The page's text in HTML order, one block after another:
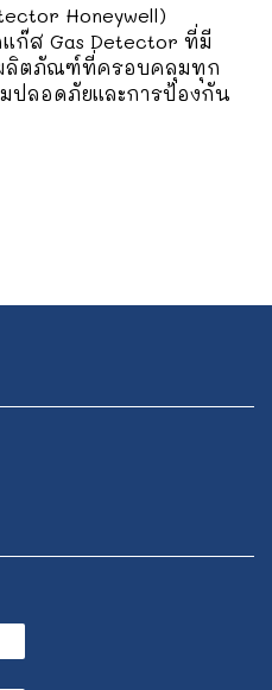
Honeywell)
ก๊ส Gas Detector ที่มี
ลิตภัณฑ์ที่ครอบคลุมทุก
ปลอดภัยและการป้องกัน